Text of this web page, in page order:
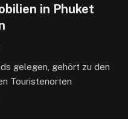
in Phuket
gelegen, gehört zu den
Touristenorten